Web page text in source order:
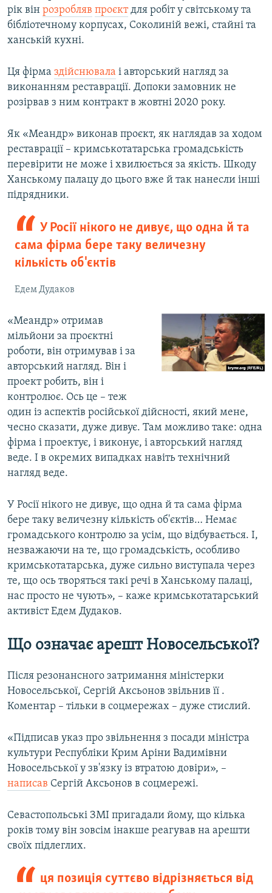
рік він розробляв проєктдля робіт у світському та
бібліотечному корпусах, Соколиній вежі, стайні та
ханській кухні.
Ця фірма здійснювала і авторський нагляд за
виконанням реставрації. Допоки замовник не
розірвав з ним контракт в жовтні 2020 року.
Як «Меандр» виконав проєкт, як наглядав за ходом
реставрації – кримськотатарська громадськість
перевірити не може і хвилюється за якість. Шкоду
Ханському палацу до цього вже й так нанесли інші
підрядники.
У Росії нікого не дивує, що одна й та
сама фірма бере таку величезну
кількість об'єктів
Едем Дудаков
«Меандр» отримав
мільйони за проєктні
роботи, він отримував і за
авторський нагляд. Він і
проект робить, він і
контролює. Ось це – теж
один із аспектів російської дійсності, який мене,
чесно сказати, дуже дивує. Там можливо таке: одна
фірма і проектує, і виконує, і авторський нагляд
веде. І в окремих випадках навіть технічний
нагляд веде.
У Росії нікого не дивує, що одна й та сама фірма
бере таку величезну кількість об'єктів… Немає
громадського контролю за усім, що відбувається. І,
незважаючи на те, що громадськість, особливо
кримськотатарська, дуже сильно виступала через
те, що ось творяться такі речі в Ханському палаці,
нас просто не чують», – каже кримськотатарський
активіст Едем Дудаков.
Що означає арешт Новосельської?
Після резонансного затримання міністерки
Новосельської, Сергій Аксьонов звільнив її .
Коментар – тільки в соцмережах – дуже стислий.
«Підписав указ про звільнення з посади міністра
культури Республіки Крим Аріни Вадимівни
Новосельської у зв'язку із втратою довіри», –
написав Сергій Аксьонов в соцмережі.
Севастопольські ЗМІ пригадали йому, що кілька
років тому він зовсім інакше реагував на арешти
своїх підлеглих.
ця позиція суттєво відрізняється від